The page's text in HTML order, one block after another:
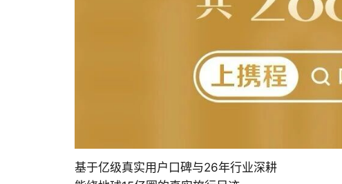
基于亿级真实用户口碑与26年行业深耕